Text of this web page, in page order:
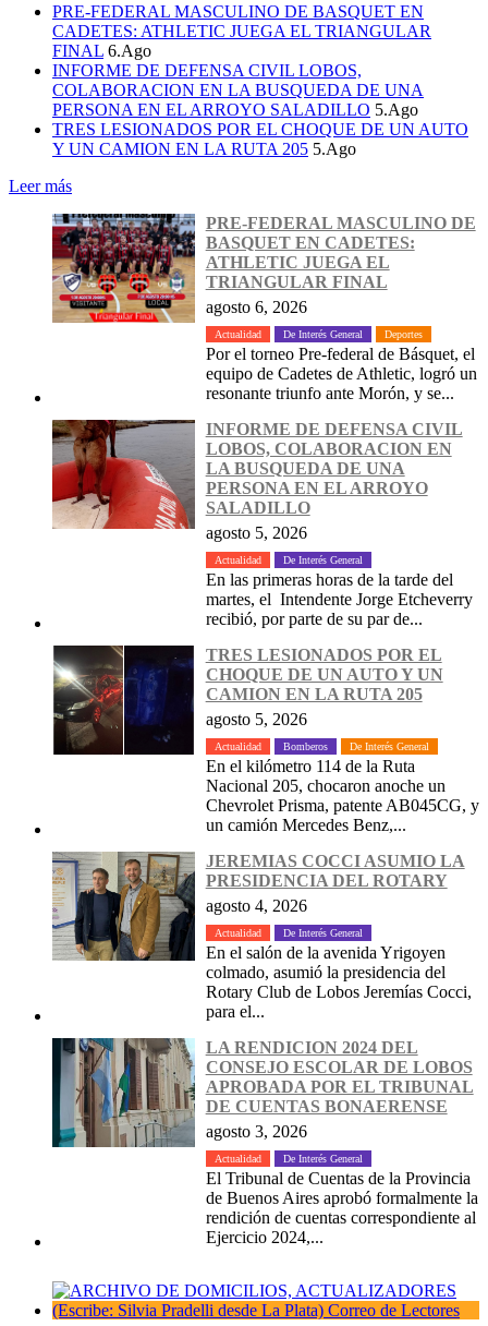
PRE-FEDERAL MASCULINO DE BASQUET EN
CADETES: ATHLETIC JUEGA EL TRIANGULAR
FINAL 6.Ago
INFORME DE DEFENSA CIVIL LOBOS,
COLABORACION EN LA BUSQUEDA DE UNA
PERSONA EN EL ARROYO SALADILLO 5.Ago
TRES LESIONADOS POR EL CHOQUE DE UN AUTO
Y UN CAMION EN LA RUTA 205 5.Ago
Leer más
PRE-FEDERAL MASCULINO DE
BASQUET EN CADETES:
ATHLETIC JUEGA EL
TRIANGULAR FINAL
agosto 6, 2026
Actualidad De Interés General Deportes
Por el torneo Pre-federal de Básquet, el
equipo de Cadetes de Athletic, logró un
resonante triunfo ante Morón, y se...
INFORME DE DEFENSA CIVIL
LOBOS, COLABORACION EN
LA BUSQUEDA DE UNA
PERSONA EN EL ARROYO
SALADILLO
agosto 5, 2026
Actualidad De Interés General
En las primeras horas de la tarde del
martes, el Intendente Jorge Etcheverry
recibió, por parte de su par de...
TRES LESIONADOS POR EL
CHOQUE DE UN AUTO Y UN
CAMION EN LA RUTA 205
agosto 5, 2026
Actualidad Bomberos De Interés General
En el kilómetro 114 de la Ruta
Nacional 205, chocaron anoche un
Chevrolet Prisma, patente AB045CG, y
un camión Mercedes Benz,...
JEREMIAS COCCI ASUMIO LA
PRESIDENCIA DEL ROTARY
agosto 4, 2026
Actualidad De Interés General
En el salón de la avenida Yrigoyen
colmado, asumió la presidencia del
Rotary Club de Lobos Jeremías Cocci,
para el...
LA RENDICION 2024 DEL
CONSEJO ESCOLAR DE LOBOS
APROBADA POR EL TRIBUNAL
DE CUENTAS BONAERENSE
agosto 3, 2026
Actualidad De Interés General
El Tribunal de Cuentas de la Provincia
de Buenos Aires aprobó formalmente la
rendición de cuentas correspondiente al
Ejercicio 2024,...